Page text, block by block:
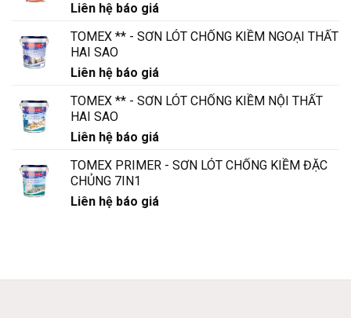
Liên hệ báo giá
TOMEX ** - SƠN LÓT CHỐNG KIỀM NGOẠI THẤT
HAI SAO
Liên hệ báo giá
TOMEX ** - SƠN LÓT CHỐNG KIỀM NỘI THẤT
HAI SAO
Liên hệ báo giá
TOMEX PRIMER - SƠN LÓT CHỐNG KIỀM ĐẶC
CHỦNG 7IN1
Liên hệ báo giá